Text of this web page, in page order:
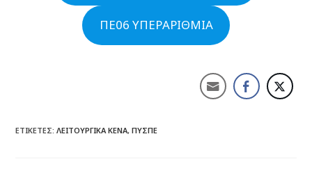
ΠΕ06 ΥΠΕΡΑΡΙΘΜΙΑ
ΕΤΙΚΈΤΕΣ:ΛΕΙΤΟΥΡΓΙΚΆ ΚΕΝΆ, ΠΥΣΠΕ